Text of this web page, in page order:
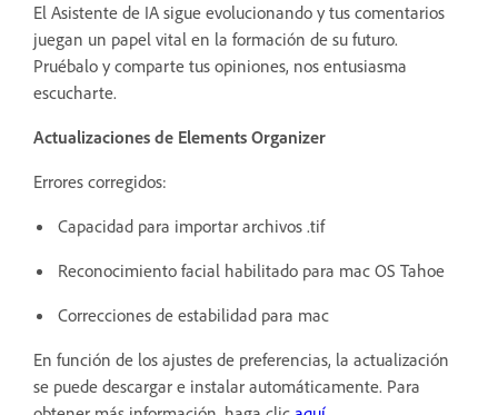
El Asistente de IA sigue evolucionando y tus comentarios
juegan un papel vital en la formación de su futuro.
Pruébalo y comparte tus opiniones, nos entusiasma
escucharte.
Actualizaciones de Elements Organizer
Errores corregidos:
Capacidad para importar archivos .tif
Reconocimiento facial habilitado para mac OS Tahoe
Correcciones de estabilidad para mac
En función de los ajustes de preferencias, la actualización
se puede descargar e instalar automáticamente. Para